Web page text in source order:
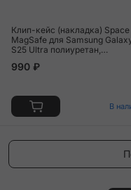
Клип-кейс (накладка) Space
MagSafe для Samsung
S25 Ultra полиуретан,
990 ₽
В